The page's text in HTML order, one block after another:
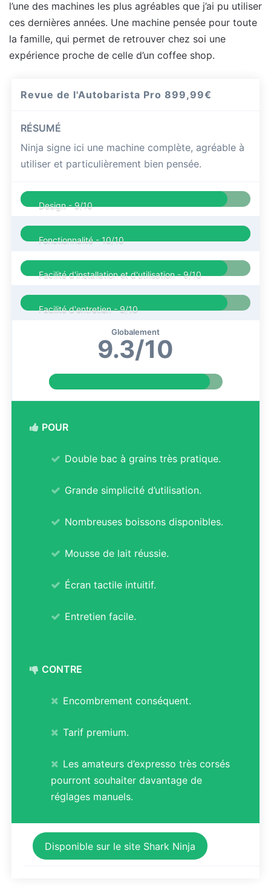
l’une des machines les plus agréables que j’ai pu utiliser
ces dernières années. Une machine pensée pour toute
la famille, qui permet de retrouver chez soi une
expérience proche de celle d’un coffee shop.
Revue de l'Autobarista Pro899,99€
RÉSUMÉ
Ninja signe ici une machine complète, agréable à
utiliser et particulièrement bien pensée.
Design -9/10
Fonctionnalité -10/10
Facilité d'installation et d'utilisation -9/10
Facilité d'entretien -9/10
Globalement
9.3/10
POUR
Double bac à grains très pratique.
Grande simplicité d’utilisation.
Nombreuses boissons disponibles.
Mousse de lait réussie.
Écran tactile intuitif.
Entretien facile.
CONTRE
Encombrement conséquent.
Tarif premium.
Les amateurs d’expresso très corsés
pourront souhaiter davantage de
réglages manuels.
Disponible sur le site Shark Ninja